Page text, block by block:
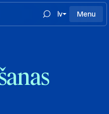
lv Menu